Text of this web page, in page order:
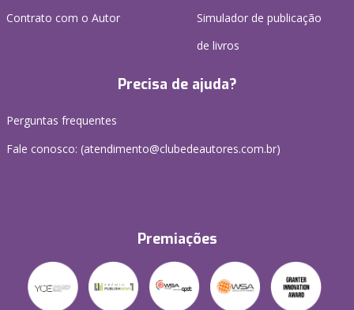
Contrato com o Autor
Simulador de publicação
de livros
Precisa de ajuda?
Perguntas frequentes
Fale conosco: (atendimento@clubedeautores.com.br)
Premiações